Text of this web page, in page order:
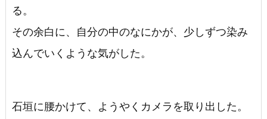
る。
その余白に、自分の中のなにかが、少しずつ染み
込んでいくような気がした。
石垣に腰かけて、ようやくカメラを取り出した。